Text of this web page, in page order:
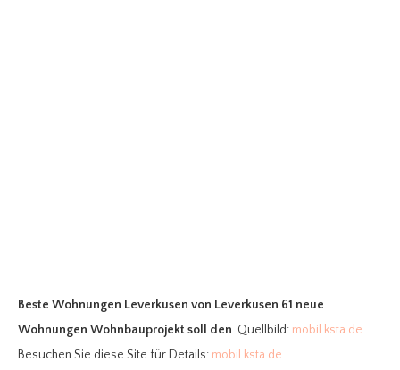
Beste Wohnungen Leverkusen von Leverkusen 61 neue
Wohnungen Wohnbauprojekt soll den. Quellbild: mobil.ksta.de.
Besuchen Sie diese Site für Details: mobil.ksta.de